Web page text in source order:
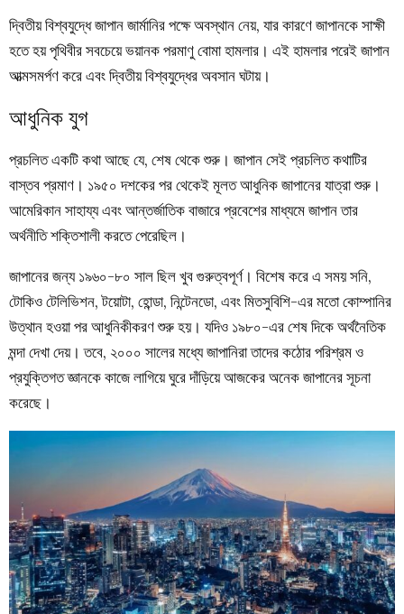
দ্বিতীয় বিশ্বযুদ্ধে জাপান জার্মানির পক্ষে অবস্থান নেয়, যার কারণে জাপানকে সাক্ষী
হতে হয় পৃথিবীর সবচেয়ে ভয়ানক পরমাণু বোমা হামলার। এই হামলার পরেই জাপান
আত্মসমর্পণ করে এবং দ্বিতীয় বিশ্বযুদ্ধের অবসান ঘটায়।
আধুনিক যুগ
প্রচলিত একটি কথা আছে যে, শেষ থেকে শুরু। জাপান সেই প্রচলিত কথাটির
বাস্তব প্রমাণ। ১৯৫০ দশকের পর থেকেই মূলত আধুনিক জাপানের যাত্রা শুরু।
আমেরিকান সাহায্য এবং আন্তর্জাতিক বাজারে প্রবেশের মাধ্যমে জাপান তার
অর্থনীতি শক্তিশালী করতে পেরেছিল।
জাপানের জন্য ১৯৬০-৮০ সাল ছিল খুব গুরুত্বপূর্ণ। বিশেষ করে এ সময় সনি,
টোকিও টেলিভিশন, টয়োটা, হোন্ডা, নিন্টেনডো, এবং মিতসুবিশি-এর মতো কোম্পানির
উত্থান হওয়া পর আধুনিকীকরণ শুরু হয়। যদিও ১৯৮০-এর শেষ দিকে অর্থনৈতিক
মন্দা দেখা দেয়। তবে, ২০০০ সালের মধ্যে জাপানিরা তাদের কঠোর পরিশ্রম ও
প্রযুক্তিগত জ্ঞানকে কাজে লাগিয়ে ঘুরে দাঁড়িয়ে আজকের অনেক জাপানের সূচনা
করেছে।